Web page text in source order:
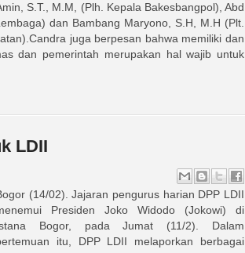
S.T., M.M, (Plh. Kepala Bakesbangpol), Abd
dan Bambang Maryono, S.H, M.H (Plt.
juga berpesan bahwa memiliki dan
dan pemerintah merupakan hal wajib untuk
LDII
(14/02). Jajaran pengurus harian DPP LDII
Presiden Joko Widodo (Jokowi) di
Bogor, pada Jumat (11/2). Dalam
itu, DPP LDII melaporkan berbagai